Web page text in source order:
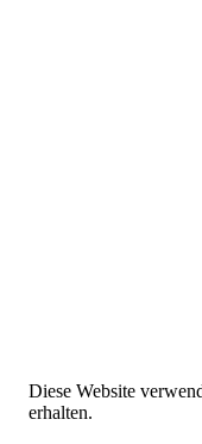
Diese Website
erhalten.